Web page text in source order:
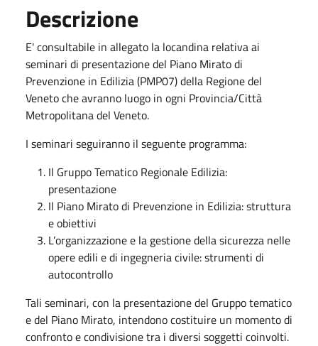
Descrizione
E' consultabile in allegato la locandina relativa ai
seminari di presentazione del Piano Mirato di
Prevenzione in Edilizia (PMP07) della Regione del
Veneto che avranno luogo in ogni Provincia/Città
Metropolitana del Veneto.
I seminari seguiranno il seguente programma:
Il Gruppo Tematico Regionale Edilizia:
presentazione
Il Piano Mirato di Prevenzione in Edilizia: struttura
e obiettivi
L’organizzazione e la gestione della sicurezza nelle
opere edili e di ingegneria civile: strumenti di
autocontrollo
Tali seminari, con la presentazione del Gruppo tematico
e del Piano Mirato, intendono costituire un momento di
confronto e condivisione tra i diversi soggetti coinvolti.